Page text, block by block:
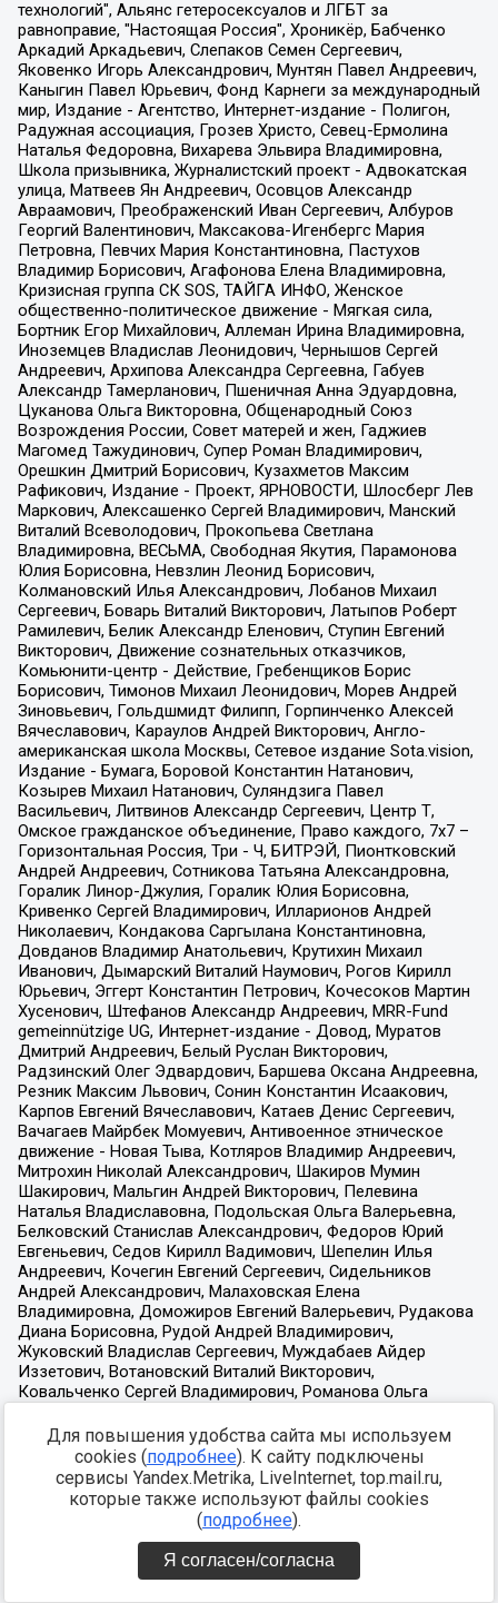
Для повышения удобства сайта мы используем
cookies (подробнее). К сайту подключены
сервисы Yandex.Metrika, LiveInternet, top.mail.ru,
которые также используют файлы cookies
(подробнее).
Я согласен/согласна